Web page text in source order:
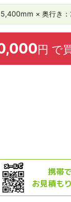
× 奥行き
円 で
携帯
お見積も